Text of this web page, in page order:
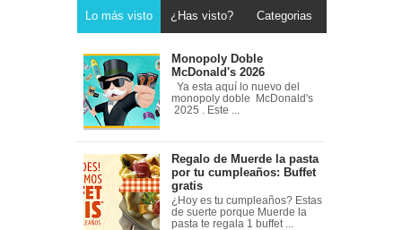
Lo más visto ¿Has visto? Categorias
Monopoly Doble
McDonald's 2026
Ya esta aquí lo nuevo del
monopoly doble McDonald's
2025 . Este ...
Regalo de Muerde la pasta
por tu cumpleaños: Buffet
gratis
¿Hoy es tu cumpleaños? Estas
de suerte porque Muerde la
pasta te regala 1 buffet ...